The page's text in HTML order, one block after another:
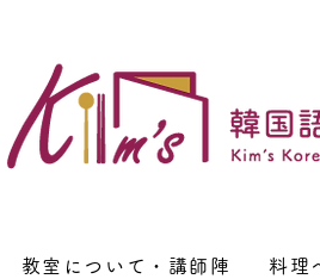
教室について・講師陣 料理